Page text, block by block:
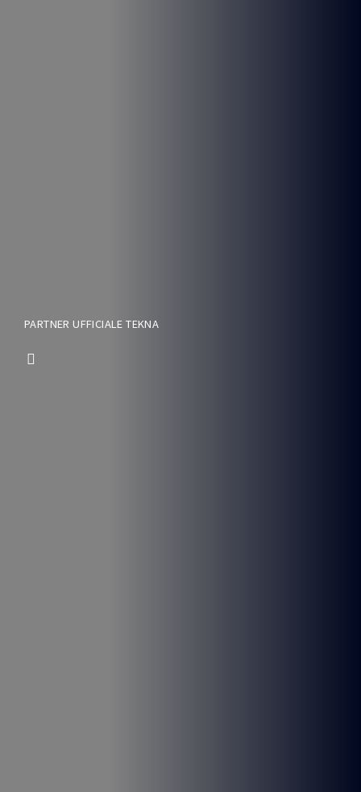
PARTNER UFFICIALE TEKNA